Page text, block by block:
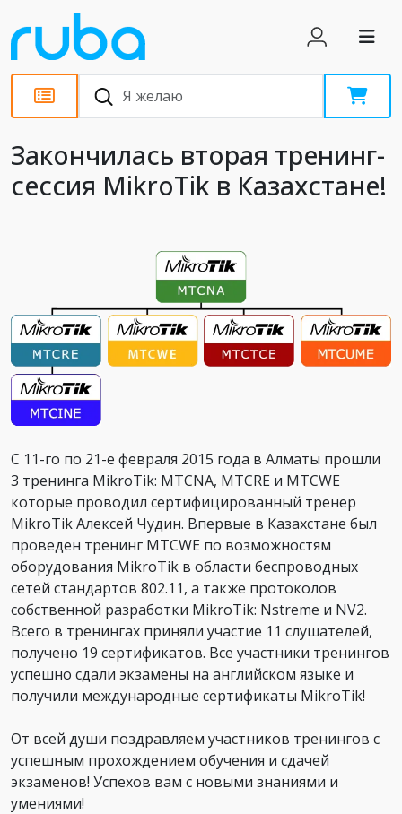
Новости
Закончилась вторая тренинг-
сессия MikroTik в Казахстане!
С 11-го по 21-е февраля 2015 года в Алматы прошли
3 тренинга MikroTik: MTCNA, MTCRE и MTCWE
которые проводил сертифицированный тренер
MikroTik Алексей Чудин. Впервые в Казахстане был
проведен тренинг MTCWE по возможностям
оборудования MikroTik в области беспроводных
сетей стандартов 802.11, а также протоколов
собственной разработки MikroTik: Nstreme и NV2.
Всего в тренингах приняли участие 11 слушателей,
получено 19 сертификатов. Все участники тренингов
успешно сдали экзамены на английском языке и
получили международные сертификаты MikroTik!
От всей души поздравляем участников тренингов с
успешным прохождением обучения и сдачей
экзаменов! Успехов вам с новыми знаниями и
умениями!